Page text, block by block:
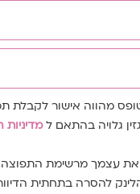
מהווה אישור לקבלת
גלויה בהתאם למדיניות
את עצמך מרשימת
להסרה בתחתית